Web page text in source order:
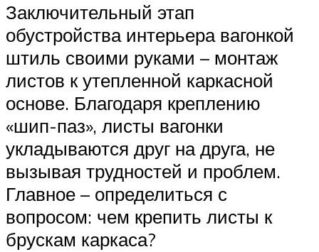
Заключительный этап
обустройства интерьера вагонкой
штиль своими руками – монтаж
листов к утепленной каркасной
основе. Благодаря креплению
«шип-паз», листы вагонки
укладываются друг на друга, не
вызывая трудностей и проблем.
Главное – определиться с
вопросом: чем крепить листы к
брускам каркаса?